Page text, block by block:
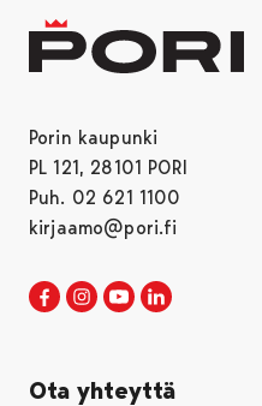
Porin kaupunki
PL 121, 28101 PORI
Puh. 02 621 1100
kirjaamo@pori.fi
Porin kaupunki
Avautuu uudessa
Porin kaupunki
Avautuu uudessa
Porin
Avautuu
Ota yhteyttä